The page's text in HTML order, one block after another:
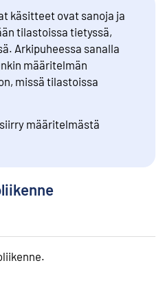
käsitteet ovat sanoja ja
tilastoissa tietyssä,
Arkipuheessa sanalla
määritelmän
missä tilastoissa
määritelmästä